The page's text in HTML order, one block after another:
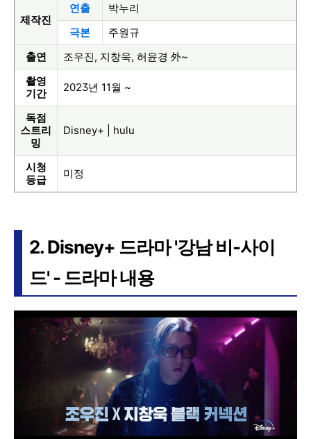
제작진
연출
박누리
극본
주원규
출연
조우진, 지창욱, 허윤경 外~
촬영
기간
2023년 11월 ~
독점
스트리
밍
Disney+ | hulu
시청
등급
미정
2. Disney+ 드라마 '강남 비-사이
드' - 드라마 내용